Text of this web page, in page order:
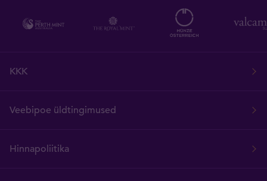
KKK
Veebipoe üldtingimused
Hinnapoliitika